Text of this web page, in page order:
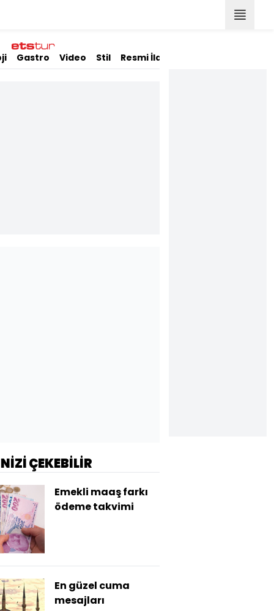
Gastro Video Stil Resmi İlanlar
ÇEKEBİLİR
Emekli maaş farkı
ödeme takvimi
En güzel cuma
mesajları